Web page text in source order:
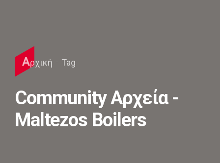
Αρχική Tag
Community Αρχεία -
Maltezos Boilers